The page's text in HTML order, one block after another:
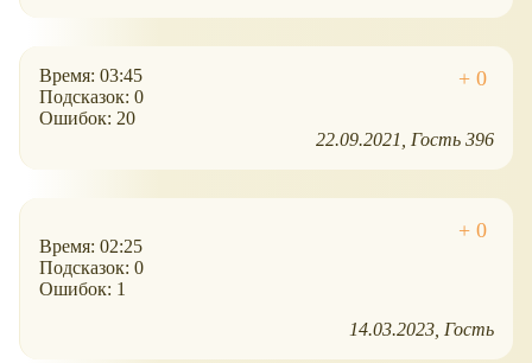
Время: 03:45
Подсказок: 0
Ошибок: 20
22.09.2021
Гость 396
Время: 02:25
Подсказок: 0
Ошибок: 1
14.03.2023 Гость